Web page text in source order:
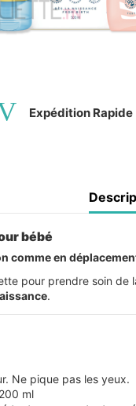
Expédition Rapide
bébé
comme en
pour prendre soin de
.
Ne pique pas les yeux.
ml